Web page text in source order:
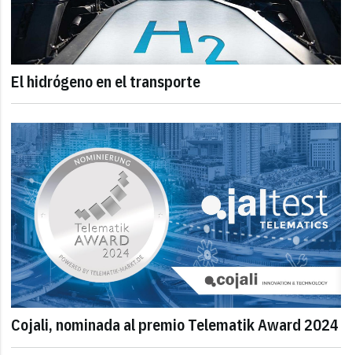
El hidrógeno en el transporte
Cojali, nominada al premio Telematik Award 2024